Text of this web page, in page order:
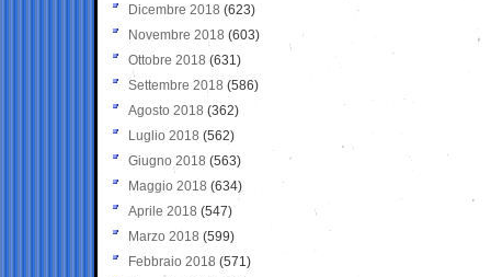
Dicembre 2018 (623)
Novembre 2018 (603)
Ottobre 2018 (631)
Settembre 2018 (586)
Agosto 2018 (362)
Luglio 2018 (562)
Giugno 2018 (563)
Maggio 2018 (634)
Aprile 2018 (547)
Marzo 2018 (599)
Febbraio 2018 (571)